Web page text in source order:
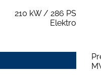
210 kW / 286 PS
Elektro